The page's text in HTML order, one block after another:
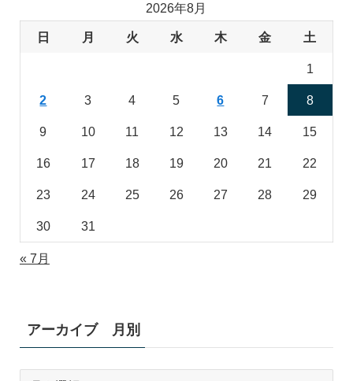
2026年8月
日 月 火 水 木 金 土
1
2 3 4 5 6 7 8
9 10 11 12 13 14 15
16 17 18 19 20 21 22
23 24 25 26 27 28 29
30 31
« 7月
アーカイブ 月別